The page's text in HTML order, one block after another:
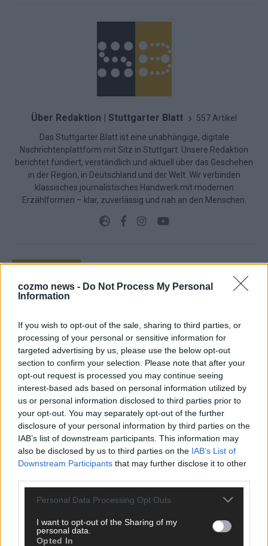
cozmo news - Do Not Process My Personal
Information
If you wish to opt-out of the sale, sharing to third parties, or
processing of your personal or sensitive information for
targeted advertising by us, please use the below opt-out
section to confirm your selection. Please note that after your
opt-out request is processed you may continue seeing
interest-based ads based on personal information utilized by
us or personal information disclosed to third parties prior to
your opt-out. You may separately opt-out of the further
disclosure of your personal information by third parties on the
IAB’s list of downstream participants. This information may
also be disclosed by us to third parties on the IAB’s List of
Downstream Participants that may further disclose it to other
Personal Data Processing Opt Outs
I want to opt-out of the Sharing of my
personal data.
Opted In
Über Redaktion | Stuttgarter Blatt 557 Artikel
Das Stuttgarter Blatt ist eine unabhängige, digitale
Nachrichtenplattform mit Sitz in Stuttgart. Unsere Redaktion
berichtet fundiert, verständlich und aktuell über das Geschehen
in der Region, in Deutschland und der Welt. Wir verbinden
klassisches journalistisches Handwerk mit modernen
Erzählformen – klar, zuverlässig und nah an den Menschen.
KOMMENTARE
Hinterlasse einen Kommentar
Wir freuen uns auf deinen Beitrag!
Diskutiere mit und teile deine
Perspektive. Mit * gekennzeichnete Angaben sind Pflichtfelder.
Bitte nutze deinen Klarnamen (Vor- und Nachname) und eine
gültige E-Mail-Adresse (wird nicht veröffentlicht). Wir prüfen
jeden Kommentar kurz. Beiträge, die unsereNetiquette
respektieren, werden freigeschaltet; Hassrede, Beleidigungen,
Hetze, Spam oder Werbung werden nicht veröffentlicht. Es
gelten unsere Datenschutzvereinbarungen .
Vor- und Nachname